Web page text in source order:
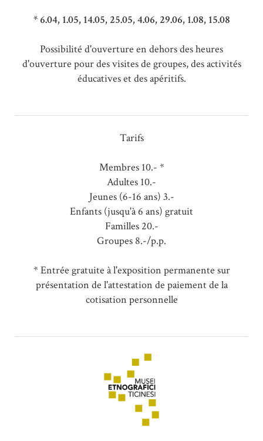
* 6.04, 1.05, 14.05, 25.05, 4.06, 29.06, 1.08, 15.08
Possibilité d'ouverture en dehors des heures
d'ouverture pour des visites de groupes, des activités
éducatives et des apéritifs.
Tarifs
Membres 10.- *
Adultes 10.-
Jeunes (6-16 ans) 3.-
Enfants (jusqu'à 6 ans) gratuit
Familles 20.-
Groupes 8.-/p.p.
* Entrée gratuite à l'exposition permanente sur
présentation de l'attestation de paiement de la
cotisation personnelle